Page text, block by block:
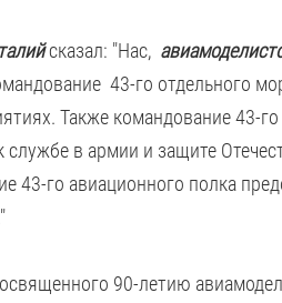
сказал: "Нас,
43-го отдельного
Также командование 43-
в армии и защите
43-го авиационного полка
90-летию